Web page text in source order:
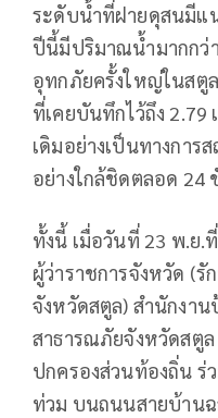
ระดับน้ำที่ฝายดุสนมีแ
ปีนี้มีปริมาณน้ำมากกว่
อุทกภัยครั้งใหญ่ในสตู
ที่เคยบันทึกไว้ถึง 2.79
เดิมอย่างเป็นทางการ
อย่างใกล้ชิดตลอด 24
ทั้งนี้ เมื่อวันที่ 23 พ.ย.
ผู้ว่าราชการจังหวัด (รั
จังหวัดสตูล) สำนักงาน
สาธารณภัยจังหวัดสตู
ปกครองส่วนท้องถิ่น
ท่วม บนถนนสายบ้าน